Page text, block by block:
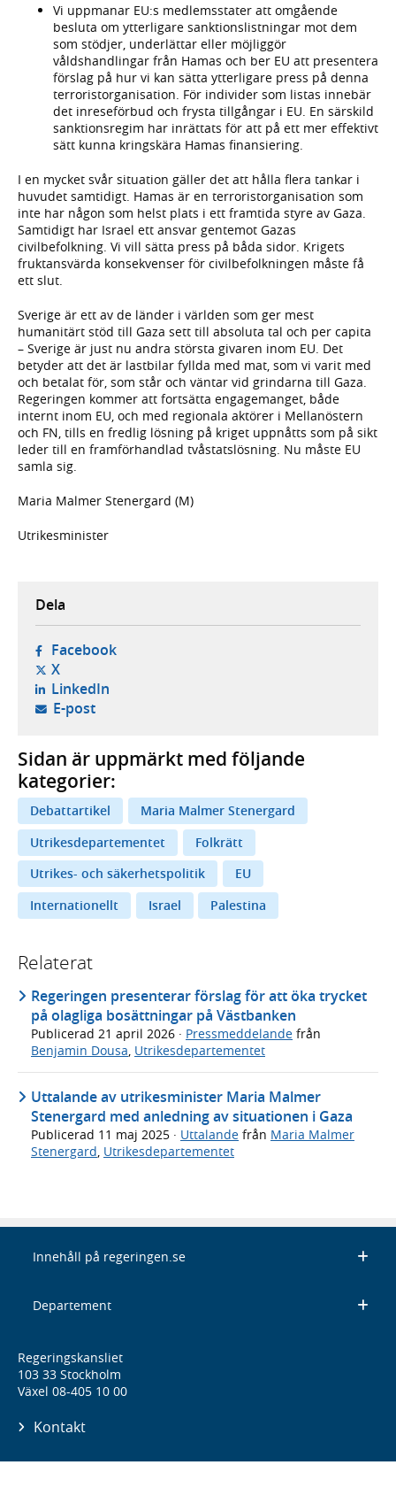
Vi uppmanar EU:s medlemsstater att omgående
besluta om ytterligare sanktionslistningar mot dem
som stödjer, underlättar eller möjliggör
våldshandlingar från Hamas och ber EU att presentera
förslag på hur vi kan sätta ytterligare press på denna
terroristorganisation. För individer som listas innebär
det inreseförbud och frysta tillgångar i EU. En särskild
sanktionsregim har inrättats för att på ett mer effektivt
sätt kunna kringskära Hamas finansiering.
I en mycket svår situation gäller det att hålla flera tankar i
huvudet samtidigt. Hamas är en terroristorganisation som
inte har någon som helst plats i ett framtida styre av Gaza.
Samtidigt har Israel ett ansvar gentemot Gazas
civilbefolkning. Vi vill sätta press på båda sidor. Krigets
fruktansvärda konsekvenser för civilbefolkningen måste få
ett slut.
Sverige är ett av de länder i världen som ger mest
humanitärt stöd till Gaza sett till absoluta tal och per capita
– Sverige är just nu andra största givaren inom EU. Det
betyder att det är lastbilar fyllda med mat, som vi varit med
och betalat för, som står och väntar vid grindarna till Gaza.
Regeringen kommer att fortsätta engagemanget, både
internt inom EU, och med regionala aktörer i Mellanöstern
och FN, tills en fredlig lösning på kriget uppnåtts som på sikt
leder till en framförhandlad tvåstatslösning. Nu måste EU
samla sig.
Maria Malmer Stenergard (M)
Utrikesminister
Dela
Facebook- öppnas i ny flik, extern webbplats,
X- öppnas i ny flik, extern webbplats,
LinkedIn- öppnas i ny flik, extern webbplats,
E-post- öppnar din e-postklient,
Sidan är uppmärkt med följande
kategorier:
Debattartikel
Maria Malmer Stenergard
Utrikesdepartementet
Folkrätt
Utrikes- och säkerhetspolitik
EU
Internationellt
Israel Palestina
Relaterat
Regeringen presenterar förslag för att öka trycket
på olagliga bosättningar på Västbanken
Publicerad 21 april 2026 · Pressmeddelande från
Benjamin Dousa, Utrikesdepartementet
Uttalande av utrikesminister Maria Malmer
Stenergard med anledning av situationen i Gaza
Publicerad 11 maj 2025 · Uttalande från Maria Malmer
Stenergard Utrikesdepartementet
Innehåll på regeringen.se
Departement
Regeringskansliet
103 33 Stockholm
Växel 08-405 10 00
Kontakt